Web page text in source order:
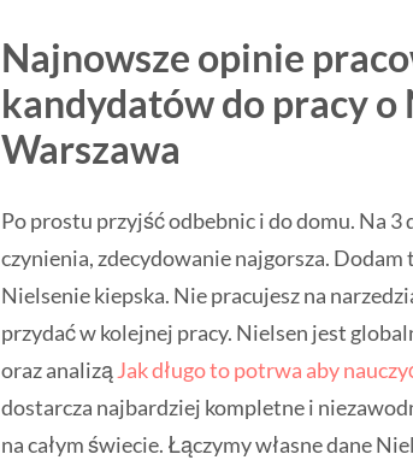
Najnowsze opinie
kandydatów do pracy o
Warszawa
Po prostu przyjść odbebnic i do domu. Na
czynienia, zdecydowanie najgorsza.
Nielsenie kiepska. Nie pracujesz na
przydać w kolejnej pracy. Nielsen jest
oraz analiząJak długo to potrwa aby
dostarcza najbardziej kompletne i
na całym świecie. Łączymy własne dane